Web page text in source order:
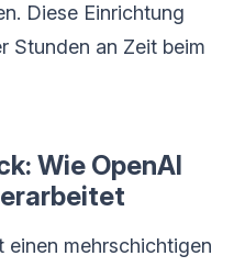
Diese Einrichtung
Stunden an Zeit beim
Wie OpenAI
einen mehrschichtigen